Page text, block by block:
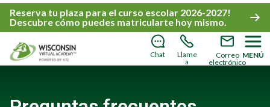
Reserva tu plaza para el curso escolar 2026-2027!
Descubre cómo puedes matricularte hoy mismo.
Chat
Llame
a
Correo
electrónico
MENÚ